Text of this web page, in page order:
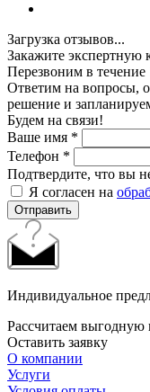
Загрузка отзывов...
Закажите экспертную
Перезвоним в течение
Ответим на вопросы,
решение и
Будем на связи!
Ваше имя *
Телефон *
Подтвердите, что вы
Я согласен на
Отправить
Индивидуальное
Рассчитаем выгодную
Оставить заявку
О компании
Услуги